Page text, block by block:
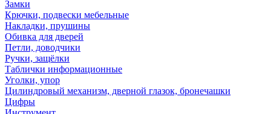
Замки
Крючки, подвески мебельные
Накладки, прушины
Обивка для дверей
Петли, доводчики
Ручки, защёлки
Таблички информационные
Уголки, упор
Цилиндровый механизм, дверной глазок, бронечашки
Цифры